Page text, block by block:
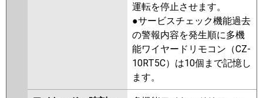
運転を停止させます。
●サービスチェック機能過去
の警報内容を発生順に多機
能ワイヤードリモコン（CZ-
10RT5C）は10個まで記憶し
ます。